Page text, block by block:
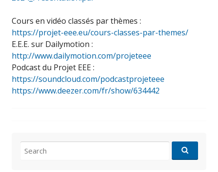
Cours en vidéo classés par thèmes :
https://projet-eee.eu/cours-classes-par-themes/
E.E.E. sur Dailymotion :
http://www.dailymotion.com/projeteee
Podcast du Projet EEE :
https://soundcloud.com/podcastprojeteee
https://www.deezer.com/fr/show/634442
for: